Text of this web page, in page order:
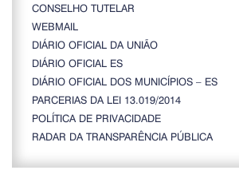
CONSELHO TUTELAR
WEBMAIL
DIÁRIO OFICIAL DA UNIÃO
DIÁRIO OFICIAL ES
DIÁRIO OFICIAL DOS MUNICÍPIOS – ES
PARCERIAS DA LEI 13.019/2014
POLÍTICA DE PRIVACIDADE
RADAR DA TRANSPARÊNCIA PÚBLICA